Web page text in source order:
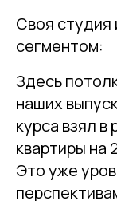
Своя студия
сегментом:
Здесь
наших
курса взял
квартиры на
Это уже